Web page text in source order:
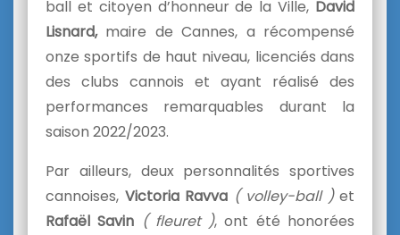
ball et citoyen d’honneurde laVille, David
Lisnard,maire de Cannes, a récompensé
onze sportifs de haut niveau, licenciés dans
des clubs cannois et ayant réalisé des
performances remarquables durant la
saison 2022/2023.
Par ailleurs, deux personnalités sportives
cannoises, Victoria Ravva ( volley-ball )et
Rafaël Savin ( fleuret ), ont été honorées